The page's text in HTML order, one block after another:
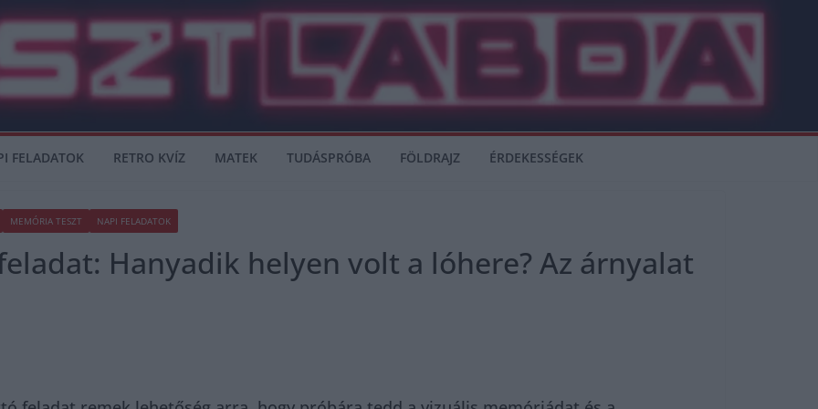
FELADATOK RETRO KVÍZ MATEK TUDÁSPRÓBA FÖLDRAJZ ÉRDEKESSÉGEK
MEMÓRIA TESZT NAPI FELADATOK
Hanyadik helyen volt a lóhere? Az árnyalat